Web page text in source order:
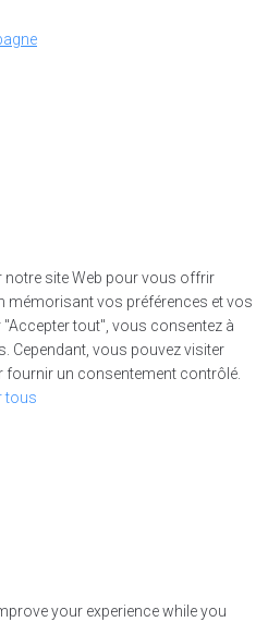
site Web pour vous offrir
mémorisant vos préférences et vos
tout", vous consentez à
Cependant, vous pouvez visiter
un consentement contrôlé.
tous
your experience while you